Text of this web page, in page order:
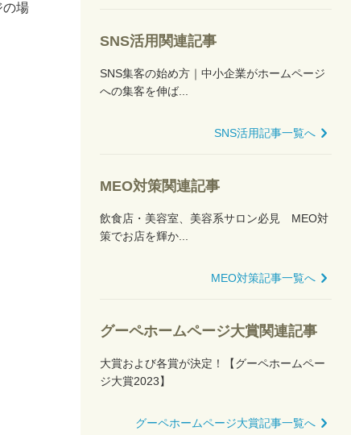
の場
SNS活用関連記事
SNS集客の始め方｜中小企業がホームページ
への集客を伸ば...
SNS活用記事一覧へ
MEO対策関連記事
飲食店・美容室、美容系サロン必見 MEO対
策でお店を輝か...
MEO対策記事一覧へ
グーペホームページ大賞関連記事
大賞および各賞が決定！【グーペホームペー
ジ大賞2023】
グーペホームページ大賞記事一覧へ